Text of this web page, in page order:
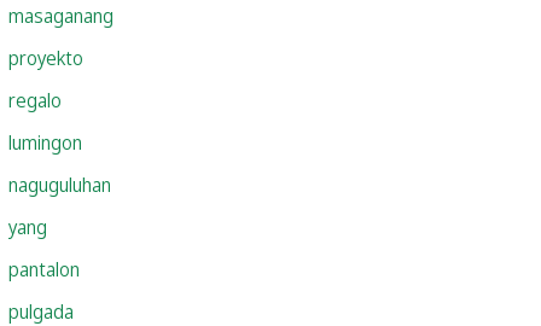
masaganang
proyekto
regalo
lumingon
naguguluhan
yang
pantalon
pulgada